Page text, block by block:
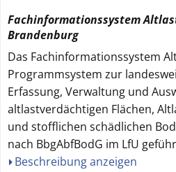
Fachinformationssystem
Brandenburg
Das Fachinformationssystem
Programmsystem zur
Erfassung, Verwaltung und
altlastverdächtigen Flächen,
und stofflichen schädlichen
nach BbgAbfBodG im LfU
Beschreibung anzeigen